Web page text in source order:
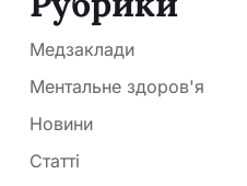
Медзаклади
Ментальне здоров'я
Новини
Статті